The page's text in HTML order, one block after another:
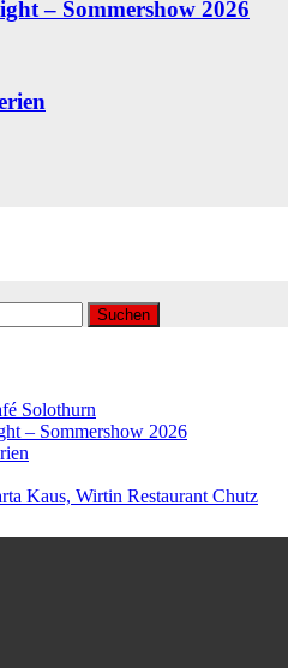
– Sommershow 2026
Solothurn
– Sommershow 2026
Kaus, Wirtin Restaurant Chutz